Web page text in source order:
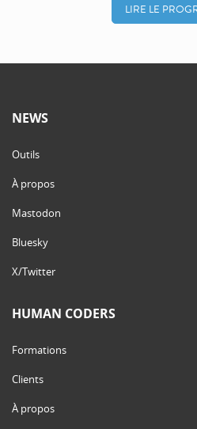
LIRE LE
NEWS
Outils
À propos
Mastodon
Bluesky
X/Twitter
HUMAN CODERS
Formations
Clients
À propos